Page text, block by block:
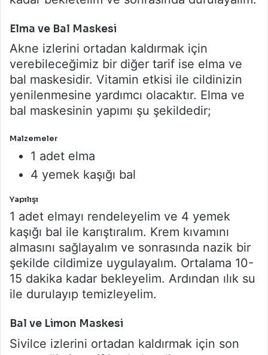
Elma ve Bal Maskesi
Akne izlerini ortadan kaldırmak için
verebileceğimiz bir diğer tarif ise elma ve
bal maskesidir. Vitamin etkisi ile cildinizin
yenilenmesine yardımcı olacaktır. Elma ve
bal maskesinin yapımı şu şekildedir;
Malzemeler
1 adet elma
4 yemek kaşığı bal
Yapılışı
1 adet elmayı rendeleyelim ve 4 yemek
kaşığı bal ile karıştıralım. Krem kıvamını
almasını sağlayalım ve sonrasında nazik bir
şekilde cildimize uygulayalım. Ortalama 10-
15 dakika kadar bekleyelim. Ardından ılık su
ile durulayıp temizleyelim.
Bal ve Limon Maskesi
Sivilce izlerini ortadan kaldırmak için son